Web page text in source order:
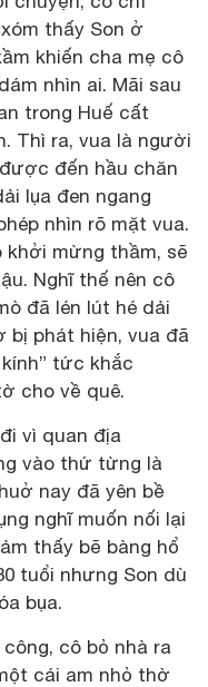
thấy Son ở
khiến cha mẹ cô
nhìn ai. Mãi sau
trong Huế cất
Thì ra, vua là người
đến hầu chăn
lụa đen ngang
nhìn rõ mặt vua.
khởi mừng thầm, sẽ
Nghĩ thế nên cô
đã lén lút hé dải
bị phát hiện, vua đã
tức khắc
cho về quê.
vì quan địa
vào thứ từng là
nay đã yên bề
nghĩ muốn nối lại
thấy bẽ bàng hổ
tuổi nhưng Son dù
bụa.
cô bỏ nhà ra
cái am nhỏ thờ